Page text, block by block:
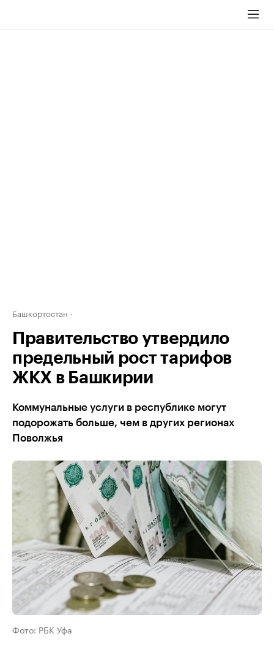
Башкортостан
Правительство утвердило
предельный рост тарифов
ЖКХ в Башкирии
Коммунальные услуги в республике могут
подорожать больше, чем в других регионах
Поволжья
Фото: РБК Уфа